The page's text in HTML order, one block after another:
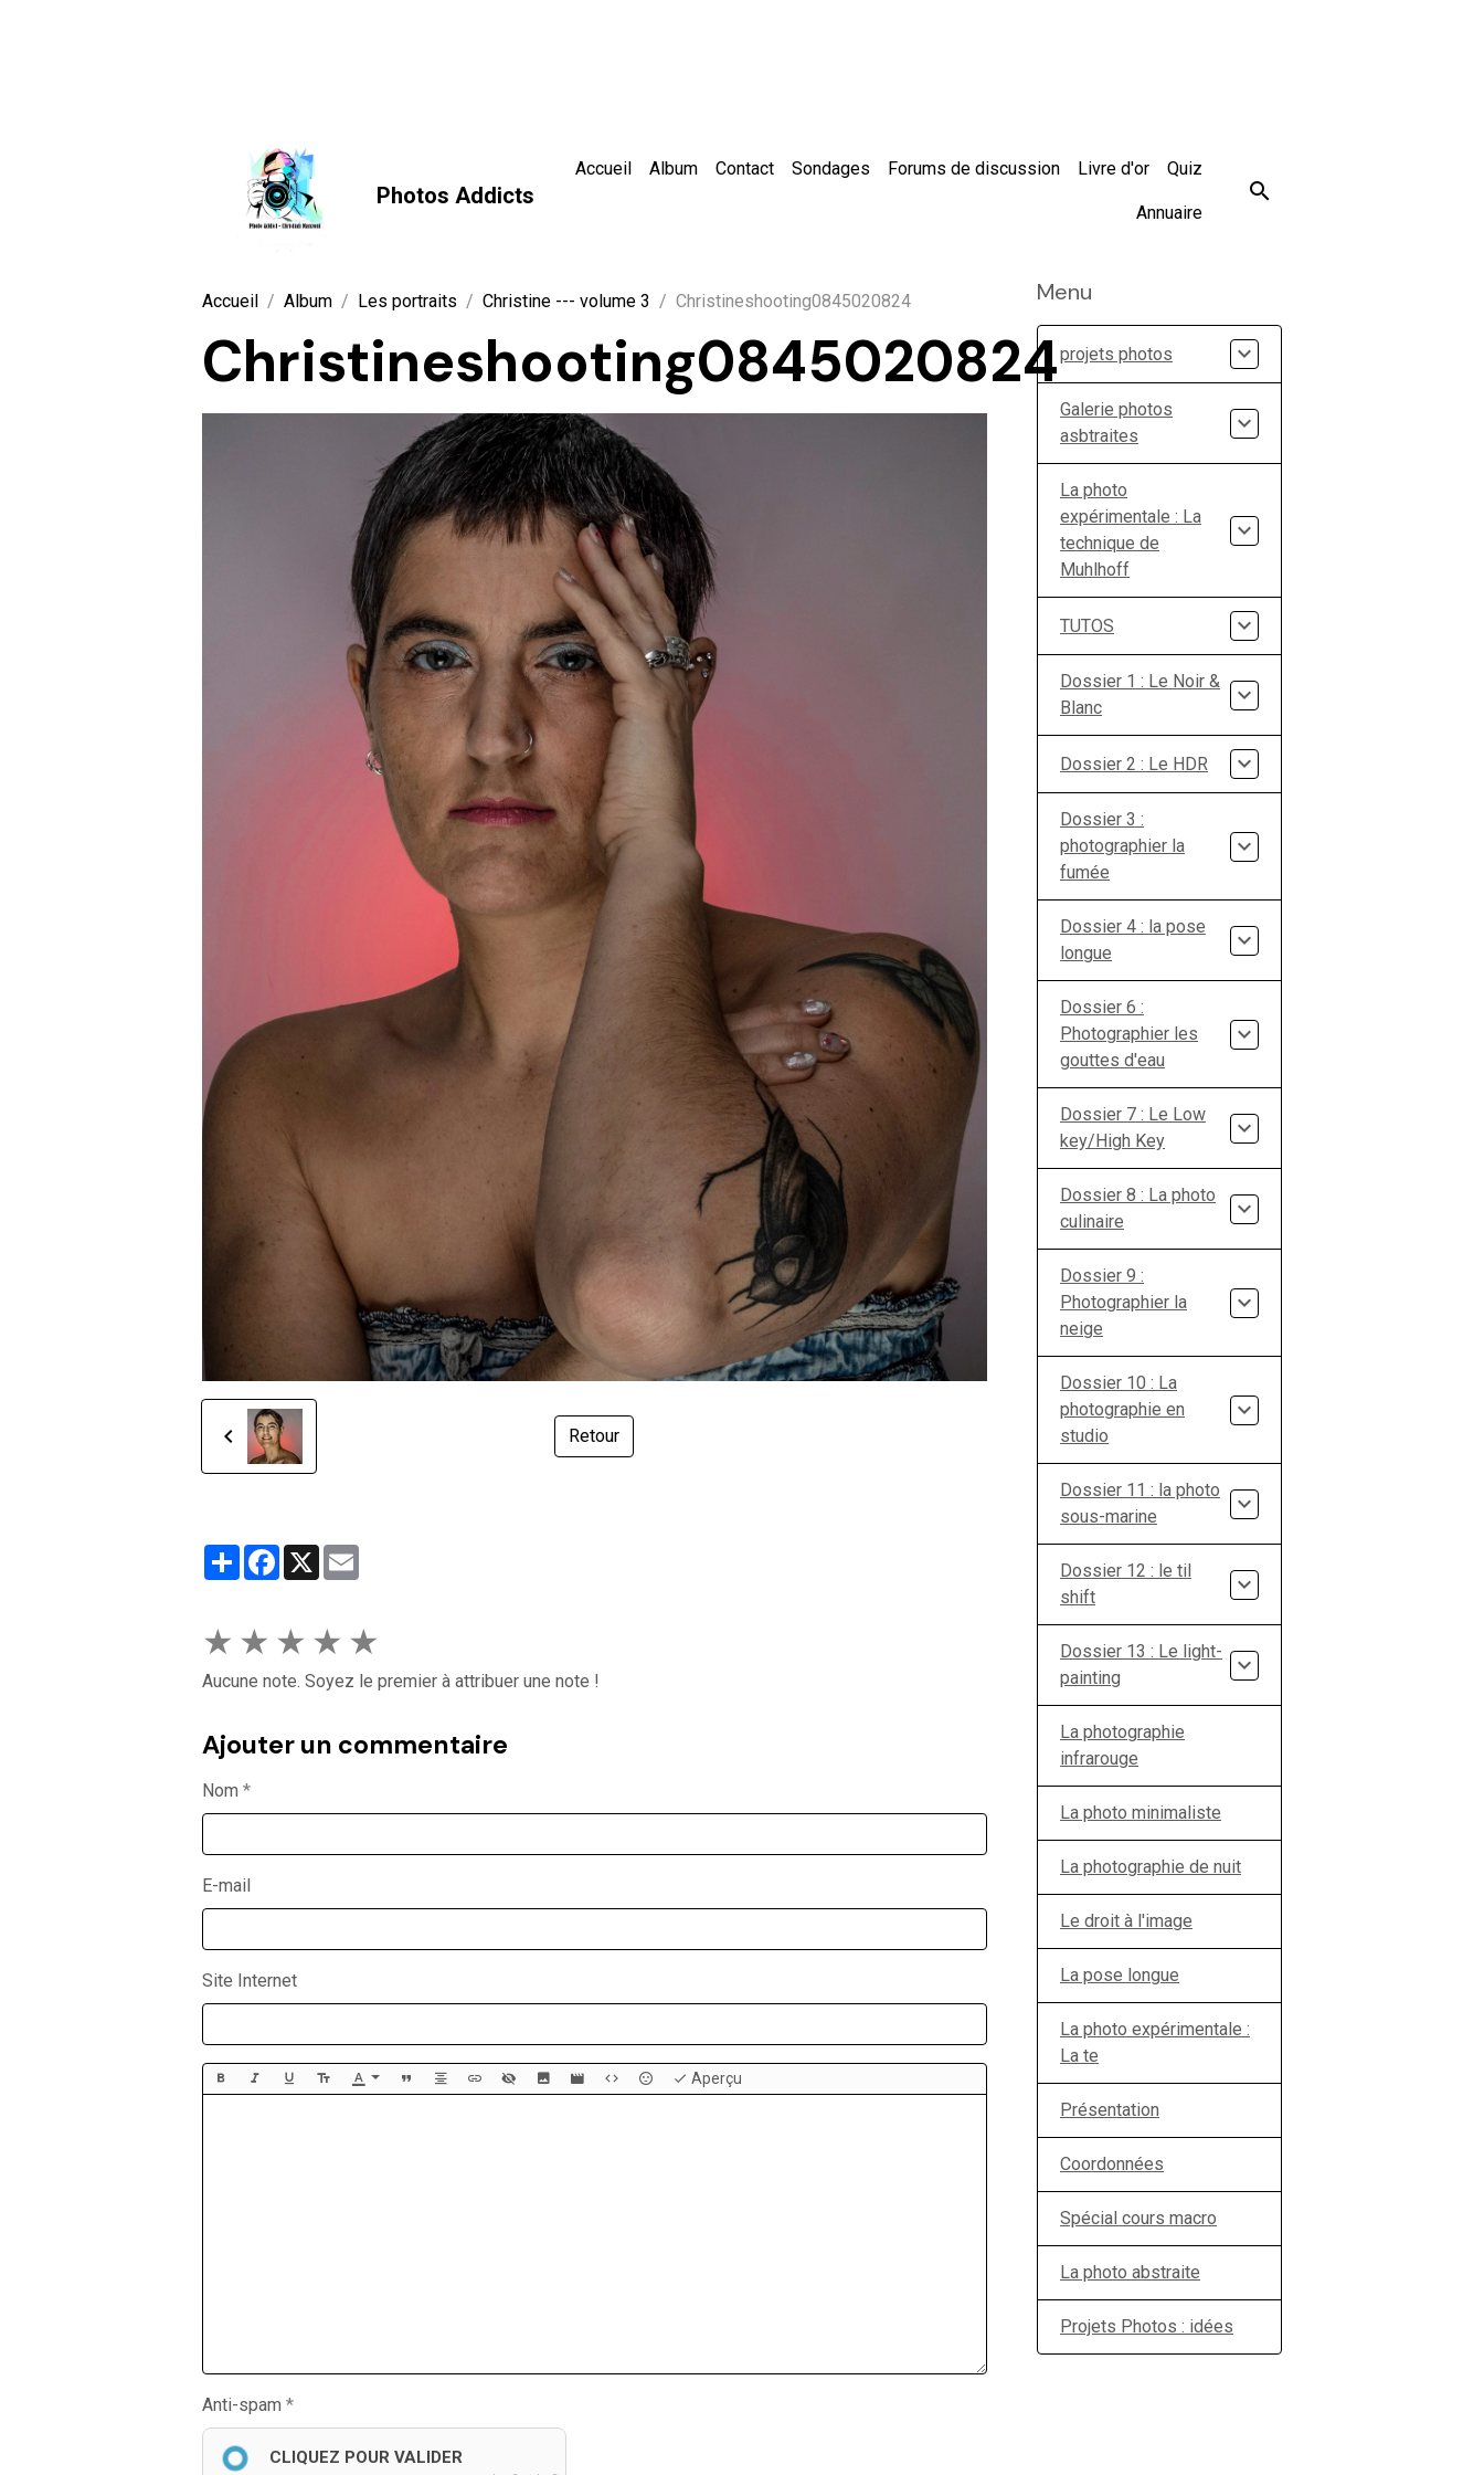
Photos Addicts
Accueil Album Contact Sondages Forums de discussion Livre d'or Quiz
Annuaire
Accueil Album Les portraits Christine --- volume 3 Christineshooting0845020824
Christineshooting0845020824
Retour
PartagerFacebook
X
★ ★ ★ ★ ★
Aucune note. Soyez le premier à attribuer une note !
Ajouter un commentaire
Nom
E-mail
Site Internet
Aperçu
Anti-spam
CLIQUEZ POUR VALIDER
Menu
projets photos
Galerie photos
asbtraites
La photo
expérimentale : La
technique de
Muhlhoff
TUTOS
Dossier 1 : Le Noir &
Blanc
Dossier 2 : Le HDR
Dossier 3 :
photographier la
fumée
Dossier 4 : la pose
longue
Dossier 6 :
Photographier les
gouttes d'eau
Dossier 7 : Le Low
key/High Key
Dossier 8 : La photo
culinaire
Dossier 9 :
Photographier la
neige
Dossier 10 : La
photographie en
studio
Dossier 11 : la photo
sous-marine
Dossier 12 : le til
shift
Dossier 13 : Le light-
painting
La photographie
infrarouge
La photo minimaliste
La photographie de nuit
Le droit à l'image
La pose longue
La photo expérimentale :
La te
Présentation
Coordonnées
Spécial cours macro
La photo abstraite
Projets Photos : idées